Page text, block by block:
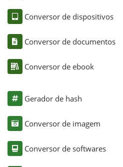
Conversor de dispositivos
Conversor de documentos
Conversor de ebook
Gerador de hash
Conversor de imagem
Conversor de softwares